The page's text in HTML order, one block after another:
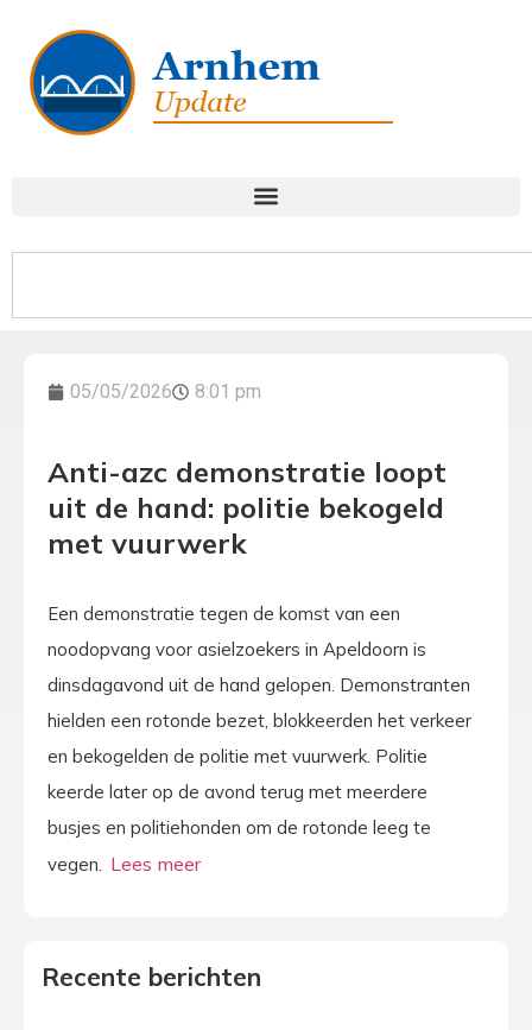
05/05/2026 8:01 pm
Anti-azc demonstratie loopt
uit de hand: politie bekogeld
met vuurwerk
Een demonstratie tegen de komst van een
noodopvang voor asielzoekers in Apeldoorn is
dinsdagavond uit de hand gelopen. Demonstranten
hielden een rotonde bezet, blokkeerden het verkeer
en bekogelden de politie met vuurwerk. Politie
keerde later op de avond terug met meerdere
busjes en politiehonden om de rotonde leeg te
vegen.
Recente berichten